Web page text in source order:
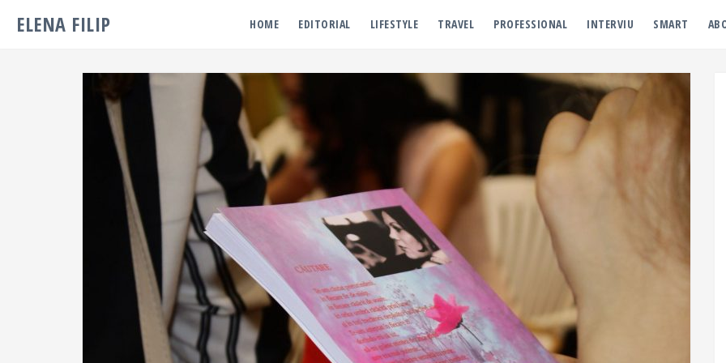
ELENA FILIP HOME EDITORIAL LIFESTYLE TRAVEL PROFESSIONAL INTERVIU SMART